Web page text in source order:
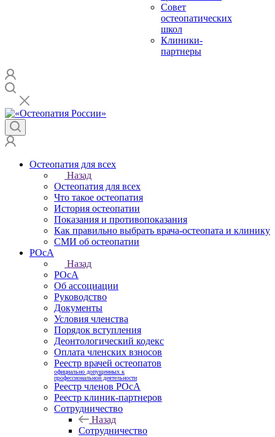
Совет
остеопатических
школ
Клиники-
партнеры
Остеопатия для всех
Назад
Остеопатия для всех
Что такое остеопатия
История остеопатии
Показания и противопоказания
Как правильно выбрать врача-остеопата и клинику
СМИ об остеопатии
РОсА
Назад
РОсА
Об ассоциации
Руководство
Документы
Условия членства
Порядок вступления
Деонтологический кодекс
Оплата членских взносов
Реестр врачей остеопатов
официально допущенных к
профессиональной деятельности
Реестр членов РОсА
Реестр клиник-партнеров
Сотрудничество
Назад
Сотрудничество